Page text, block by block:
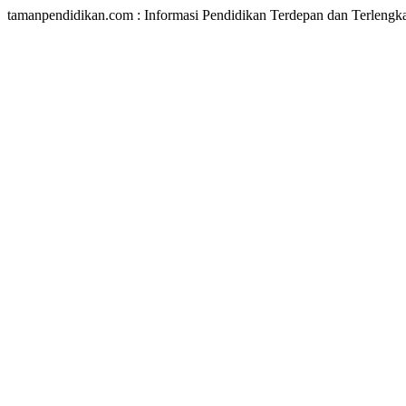
tamanpendidikan.com : Informasi Pendidikan Terdepan dan